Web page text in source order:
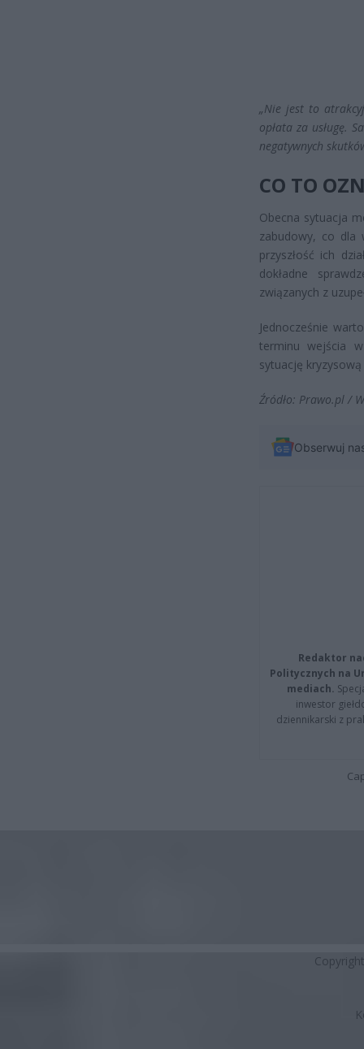
„Nie jest to
opłata za usługę.
negatywnych
CO TO
Obecna sytuacja
zabudowy, co dla
przyszłość ich
dokładne
związanych z
Jednocześnie
terminu wejścia
sytuację
Źródło: Prawo.pl /
Obserwuj
Redaktor
Politycznych na
mediach.
inwestor
dziennikarski z